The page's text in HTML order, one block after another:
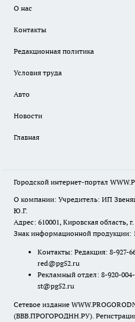
О нас
Контакты
Редакционная политика
Условия труда
Авто
Новости
Главная
Городской интернет-портал
О компании: Учредитель: ИП
Ю.Г.
Адрес: 610001, Кировская область,
Знак информационной продукции:
Контакты: Редакция: 8-927-
red@pg52.ru
Рекламный отдел: 8-920-
st@pg52.ru
Сетевое издание
(ВВВ.ПРОГОРОДНН.РУ).